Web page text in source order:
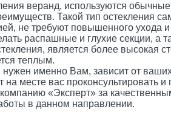
веранд, используются
Такой тип остекления
не требуют повышенного
распашные и глухие секции,
является более высокая
теплым.
нужен именно Вам, зависит от
на месте вас проконсультировать
«Эксперт» за
в данном направлении.